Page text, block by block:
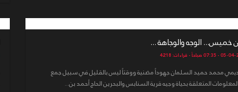
خميس... الوجه والوجاهة ...
محمد حميد السلمان جهوداً مضنية ووقتاً ليس بالقليل في سبيل جمع
المتعلقة بحياة وجيه قرية السنابس والبحرين الحاج أحمد بن...